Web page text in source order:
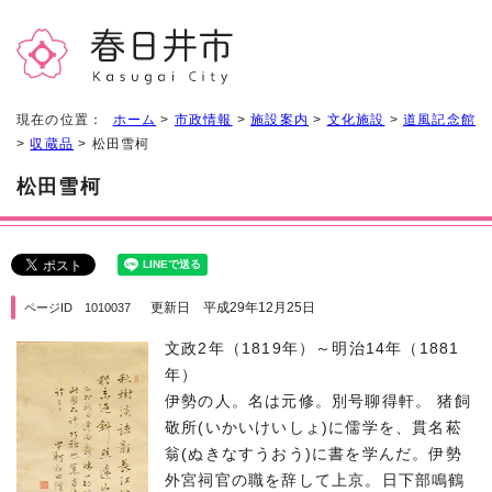
現在の位置： ホーム > 市政情報 >施設案内 > 文化施設 >道風記念館
>収蔵品 > 松田雪柯
松田雪柯
ページID 1010037 更新日 平成29年12月25日
文政2年（1819年）～明治14年（1881
年）
伊勢の人。名は元修。別号聊得軒。 猪飼
敬所(いかいけいしょ)に儒学を、貫名菘
翁(ぬきなすうおう)に書を学んだ。伊勢
外宮祠官の職を辞して上京。日下部鳴鶴